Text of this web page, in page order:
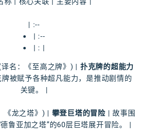
| :--
| :--
| : |
译名：《至高之牌》) | 扑克牌的超能力
被赋予各种超凡能力，是推动剧情的
关键。 |
《龙之塔》) | 攀登巨塔的冒险| 故事围
鲁亚加之塔”的60层巨塔展开冒险。 |